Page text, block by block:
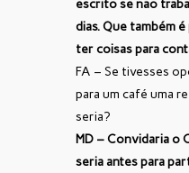
escrito se não
dias. Que também
ter coisas para
FA – Se tivesses
para um café uma
seria?
MD – Convidaria o
seria antes para